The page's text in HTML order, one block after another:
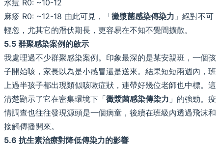
水痘 R0: ~10-12
麻疹 R0: ~12-18 由此可見，「黴漿菌感染傳染力 」絕對不可
輕忽，尤其它的潛伏期長，更容易在不知不覺間擴散。
5.5 群聚感染案例的啟示
我處理過不少群聚感染案例。印象最深的是某安親班，一個孩
子開始咳，家長以為是小感冒還是送來。結果短短兩週內，班
上過半孩子都出現類似咳嗽症狀，連帶好幾位老師也中標。這
清楚顯示了它在密集環境下「黴漿菌感染傳染力 」的強勁。疫
情調查也往往發現源頭是一個病童，後續在班級內透過飛沫和
接觸傳播開來。
5.6 抗生素治療對降低傳染力的影響